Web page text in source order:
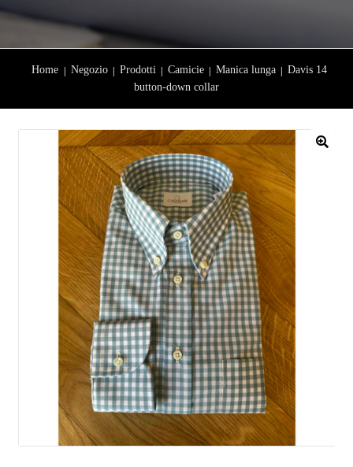
Home Negozio Prodotti Camicie Manica lunga
Davis 14
button-down collar